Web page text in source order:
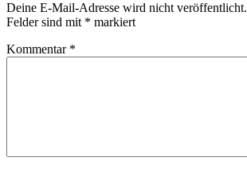
Deine E-Mail-Adresse wird nicht veröffentlicht.
Felder sind mit * markiert
Kommentar *